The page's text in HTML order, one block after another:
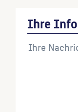
Ihre